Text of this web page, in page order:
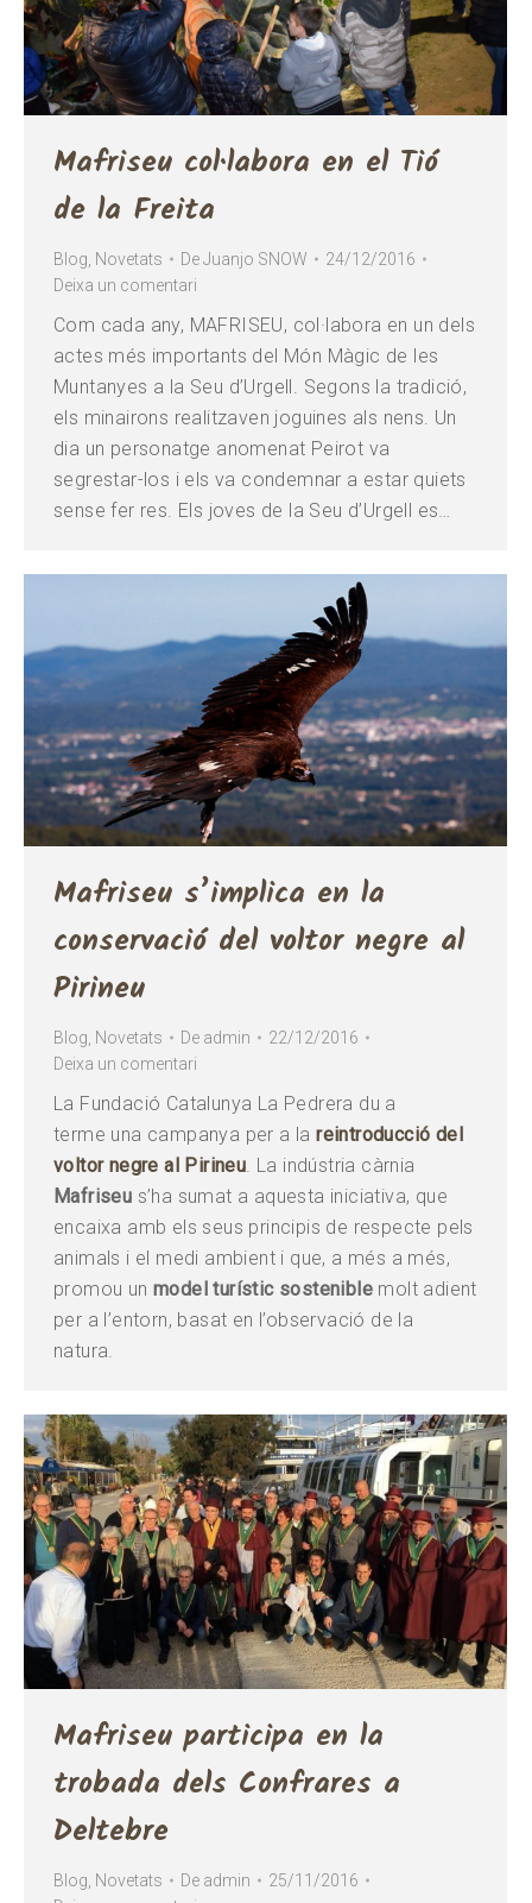
Mafriseu col·labora en el Tió
de la Freita
Blog Novetats DeJuanjo SNOW
24/12/2016
Deixa un comentari
Com cada any, MAFRISEU, col·labora en un dels
actes més importants del Món Màgic de les
Muntanyes a la Seu d’Urgell. Segons la tradició,
els minairons realitzaven joguines als nens. Un
dia un personatge anomenat Peirot va
segrestar-los i els va condemnar a estar quiets
sense fer res. Els joves de la Seu d’Urgell es…
Mafriseu s’implica en la
conservació del voltor negre al
Pirineu
Blog Novetats De admin
22/12/2016
Deixa un comentari
La Fundació Catalunya La Pedrera du a
terme una campanya per a la reintroducció del
voltor negre al Pirineu. La indústria càrnia
Mafriseu s’ha sumat a aquesta iniciativa, que
encaixa amb els seus principis de respecte pels
animals i el medi ambient i que, a més a més,
promou unmodel turístic sostenible molt adient
per a l’entorn, basat en l’observació de la
natura.
Mafriseu participa en la
trobada dels Confrares a
Deltebre
Blog Novetats De admin
25/11/2016